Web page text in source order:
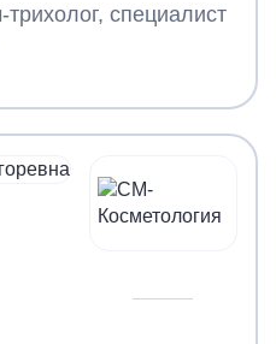
специалист